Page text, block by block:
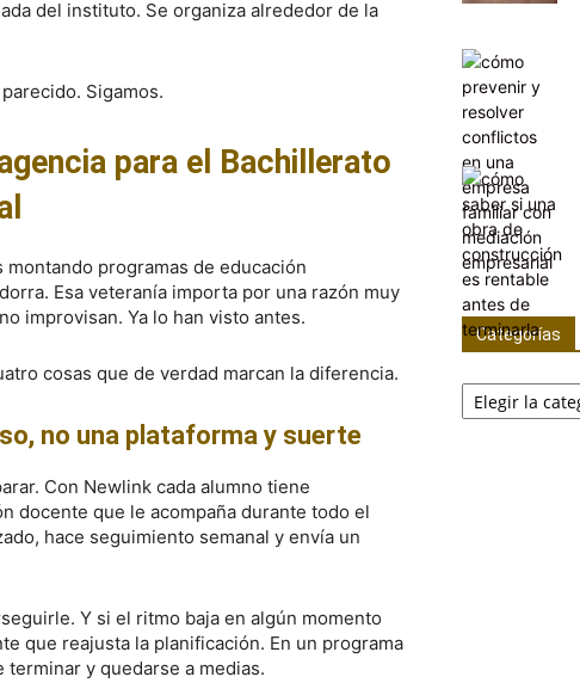
del instituto. Se organiza alrededor de la
Sigamos.
para el Bachillerato
montando programas de educación
Esa veteranía importa por una razón muy
improvisan. Ya lo han visto antes.
cosas que de verdad marcan la diferencia.
no una plataforma y suerte
Con Newlink cada alumno tiene
docente que le acompaña durante todo el
hace seguimiento semanal y envía un
Y si el ritmo baja en algún momento
que reajusta la planificación. En un programa
y quedarse a medias.
Categorías
Categorías